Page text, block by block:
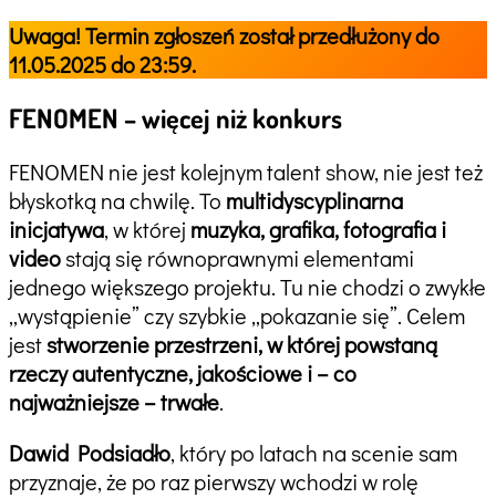
Uwaga! Termin zgłoszeń został przedłużony do
11.05.2025 do 23:59.
FENOMEN – więcej niż konkurs
FENOMEN nie jest kolejnym talent show, nie jest też
błyskotką na chwilę. To multidyscyplinarna
inicjatywa, w której muzyka, grafika, fotografia i
videostają się równoprawnymi elementami
jednego większego projektu. Tu nie chodzi o zwykłe
„wystąpienie” czy szybkie „pokazanie się”. Celem
jeststworzenie przestrzeni, w której powstaną
rzeczy autentyczne, jakościowe i – co
najważniejsze – trwałe.
Dawid Podsiadło, który po latach na scenie sam
przyznaje, że po raz pierwszy wchodzi w rolę